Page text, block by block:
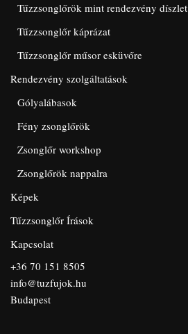
Tűzzsonglőrök mint rendezvény díszlet
Tűzzsonglőr káprázat
Tűzzsonglőr műsor esküvőre
Rendezvény szolgáltatások
Gólyalábasok
Fény zsonglőrök
Zsonglőr workshop
Zsonglőrök nappalra
Képek
Tűzzsonglőr Írások
Kapcsolat
+36 70 151 8505
info@tuzfujok.hu
Budapest